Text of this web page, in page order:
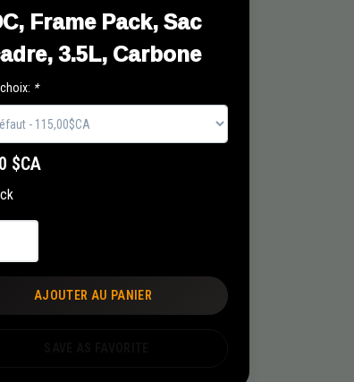
Frame Pack, Sac
3.5L, Carbone
*
$CA
AJOUTER AU PANIER